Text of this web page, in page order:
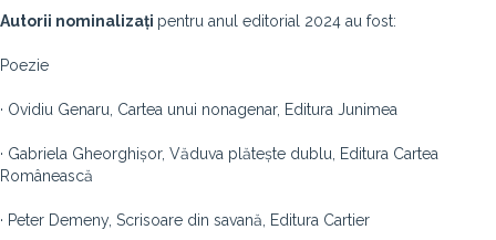
Autorii nominalizați pentru anul editorial 2024 au fost:
Poezie
· Ovidiu Genaru, Cartea unui nonagenar, Editura Junimea
· Gabriela Gheorghișor, Văduva plătește dublu, Editura Cartea
Românească
· Peter Demeny, Scrisoare din savană, Editura Cartier